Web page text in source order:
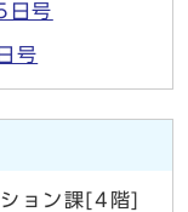
日号
号
ョン課[4階]